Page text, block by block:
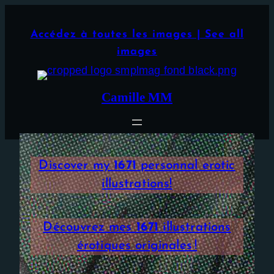
Accédez à toutes les images | See all
images
Camille MM
Discover my1671personnal erotic
illustrations!
Découvrez mes1671illustrations
érotiques originales !